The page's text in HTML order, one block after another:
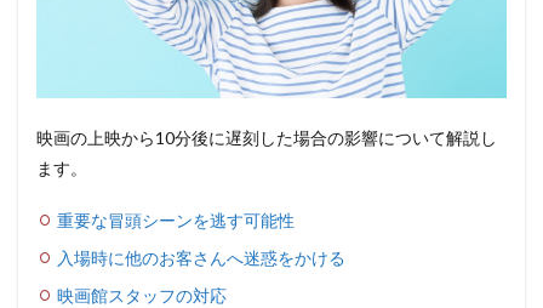
映画の上映から10分後に遅刻した場合の影響について解説し
ます。
重要な冒頭シーンを逃す可能性
入場時に他のお客さんへ迷惑をかける
映画館スタッフの対応